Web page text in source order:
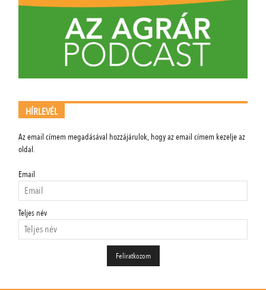
HÍRLEVÉL
Az email címem megadásával hozzájárulok, hogy az email címem kezelje az
oldal.
Email
Teljes név